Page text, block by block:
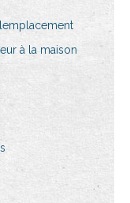
à la maison